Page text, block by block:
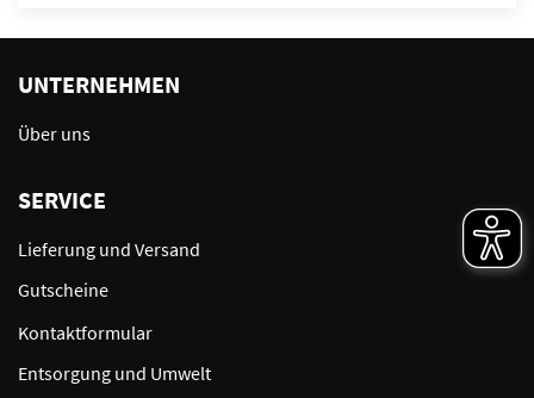
UNTERNEHMEN
Über uns
SERVICE
Lieferung und Versand
Gutscheine
Kontaktformular
Entsorgung und Umwelt